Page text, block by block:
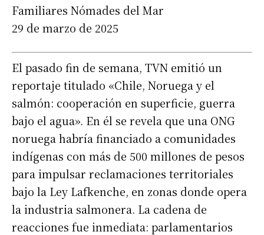
Familiares Nómades del Mar
29 de marzo de 2025
El pasado fin de semana, TVN emitió un
reportaje titulado «Chile, Noruega y el
salmón: cooperación en superficie, guerra
bajo el agua». En él se revela que una ONG
noruega habría financiado a comunidades
indígenas con más de 500 millones de pesos
para impulsar reclamaciones territoriales
bajo la Ley Lafkenche, en zonas donde opera
la industria salmonera. La cadena de
reacciones fue inmediata: parlamentarios